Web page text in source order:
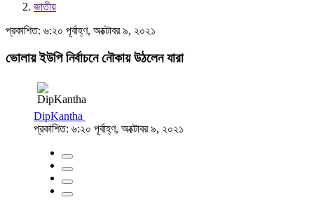
জাতীয়
প্রকাশিত: ৬:২০ পূর্বাহ্ণ, অক্টোবর ৯, ২০২১
ভোলায় ইউপি নির্বাচনে নৌকায় উঠলেন যারা
DipKantha
প্রকাশিত: ৬:২০ পূর্বাহ্ণ, অক্টোবর ৯, ২০২১